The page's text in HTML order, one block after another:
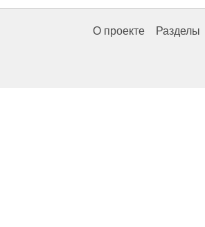
О проекте Разделы